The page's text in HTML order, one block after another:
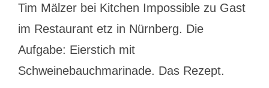
Tim Mälzer bei Kitchen Impossible zu Gast
im Restaurant etz in Nürnberg. Die
Aufgabe: Eierstich mit
Schweinebauchmarinade. Das Rezept.